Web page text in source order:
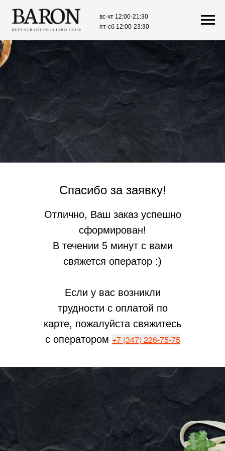
Спасибо за заявку!
Отлично, Ваш заказ успешно
сформирован!
В течении 5 минут с вами
свяжется оператор :)
Если у вас возникли
трудности с оплатой по
карте, пожалуйста свяжитесь
с оператором +7 (347) 226-75-75